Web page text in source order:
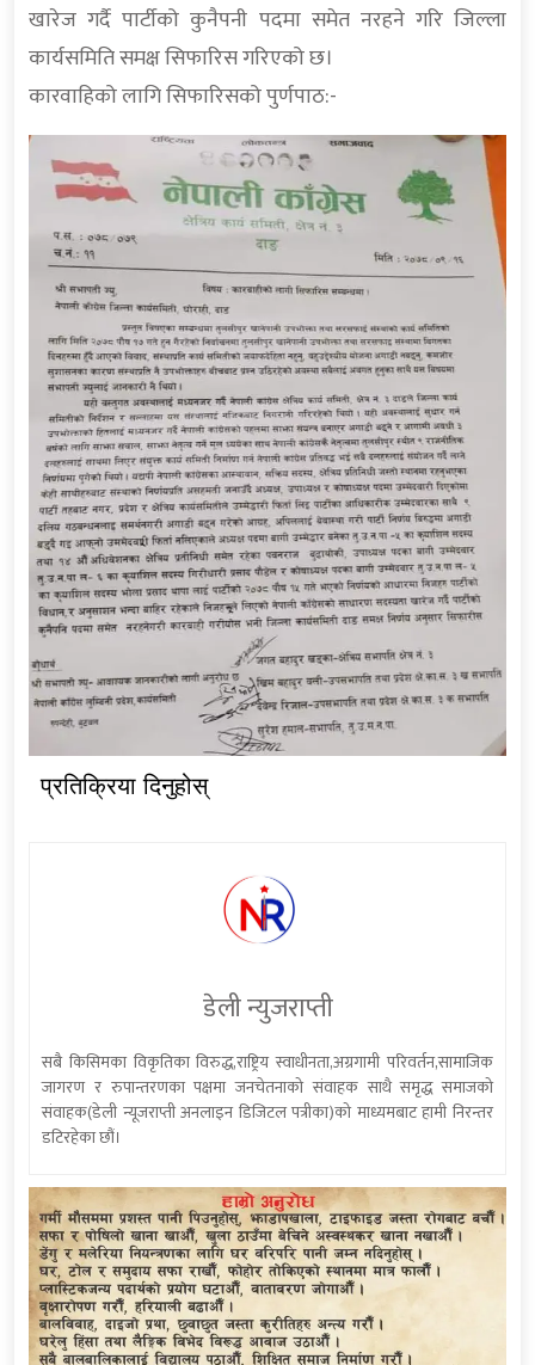
खारेज गर्दै पार्टीको कुनैपनी पदमा समेत नरहने गरि जिल्ला
कार्यसमिति समक्ष सिफारिस गरिएको छ।
कारवाहिको लागि सिफारिसको पुर्णपाठ:-
प्रतिक्रिया दिनुहोस्
डेली न्युजराप्ती
सबै किसिमका विकृतिका विरुद्ध,राष्ट्रिय स्वाधीनता,अग्रगामी परिवर्तन,सामाजिक
जागरण र रुपान्तरणका पक्षमा जनचेतनाको संवाहक साथै समृद्ध समाजको
संवाहक(डेली न्यूजराप्ती अनलाइन डिजिटल पत्रीका)को माध्यमबाट हामी निरन्तर
डटिरहेका छौं।